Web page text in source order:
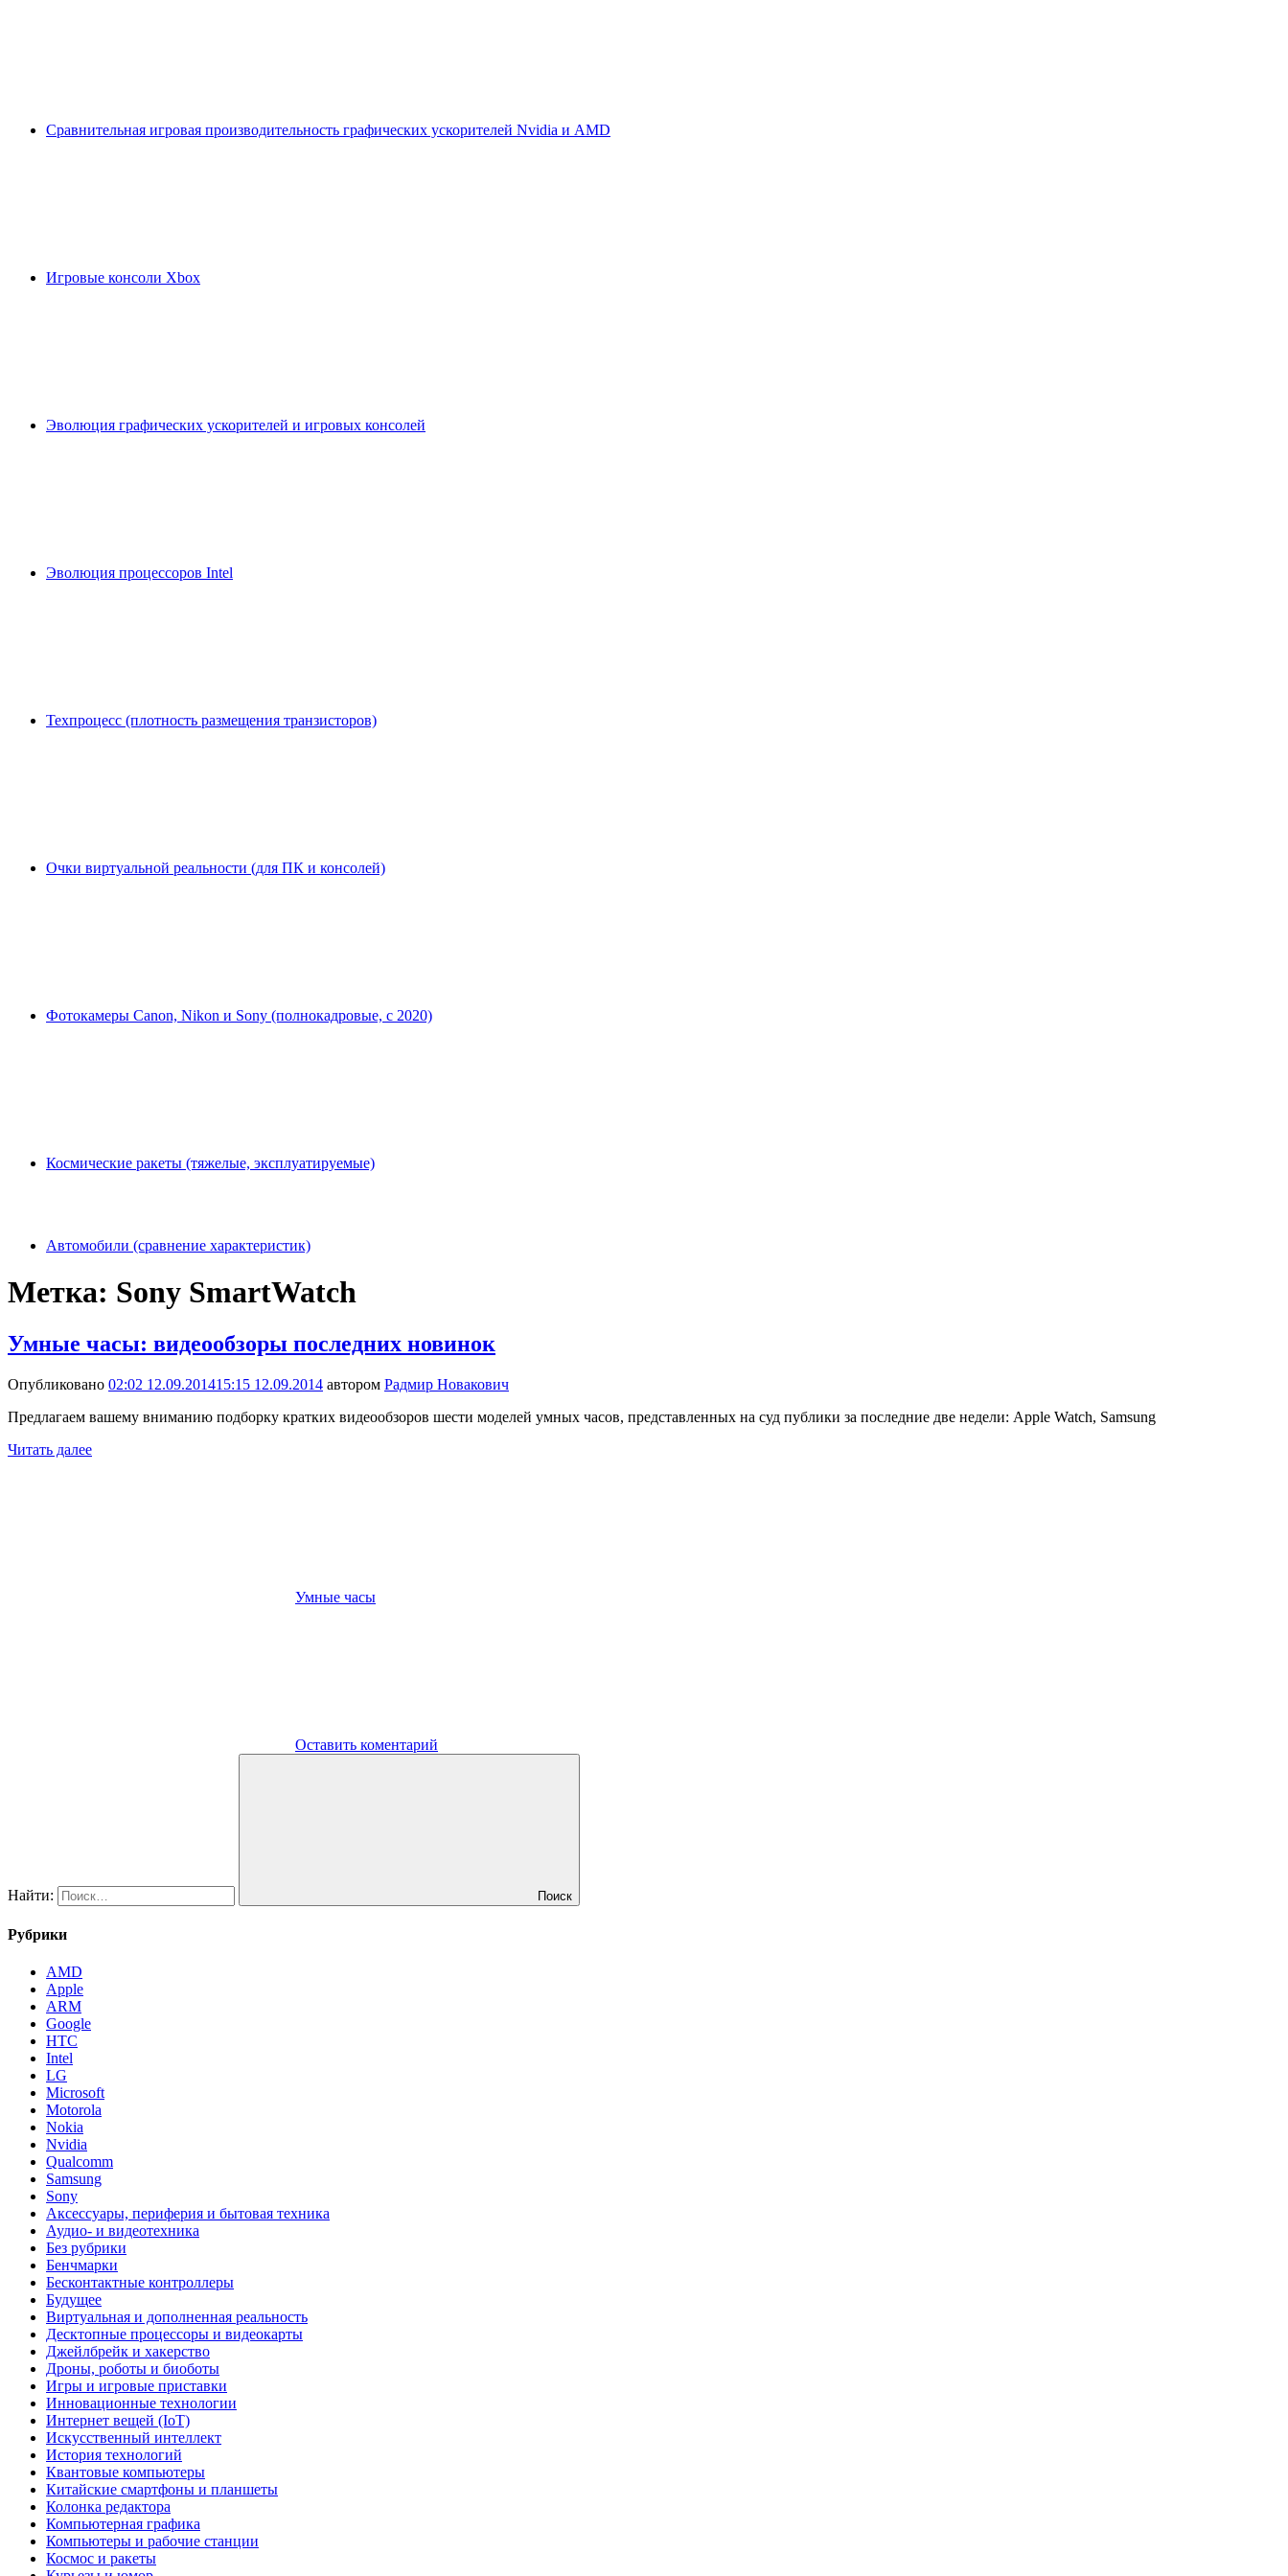
Сравнительная игровая производительность графических ускорителей Nvidia и AMD
Игровые консоли Xbox
Эволюция графических ускорителей и игровых консолей
Эволюция процессоров Intel
Техпроцесс (плотность размещения транзисторов)
Очки виртуальной реальности (для ПК и консолей)
Фотокамеры Canon, Nikon и Sony (полнокадровые, с 2020)
Космические ракеты (тяжелые, эксплуатируемые)
Автомобили (сравнение характеристик)
Метка: Sony SmartWatch
Умные часы: видеообзоры последних новинок
Опубликовано 02:02 12.09.201415:15 12.09.2014 автором Радмир Новакович
Предлагаем вашему вниманию подборку кратких видеообзоров шести моделей умных часов, представленных на суд публики за последние две недели: Apple Watch, Samsung
Читать далее
Умные часы
Оставить коментарий
Найти: Поиск
Рубрики
AMD
Apple
ARM
Google
HTC
Intel
LG
Microsoft
Motorola
Nokia
Nvidia
Qualcomm
Samsung
Sony
Аксессуары, периферия и бытовая техника
Аудио- и видеотехника
Без рубрики
Бенчмарки
Бесконтактные контроллеры
Будущее
Виртуальная и дополненная реальность
Десктопные процессоры и видеокарты
Джейлбрейк и хакерство
Дроны, роботы и биоботы
Игры и игровые приставки
Инновационные технологии
Интернет вещей (IoT)
Искусственный интеллект
История технологий
Квантовые компьютеры
Китайские смартфоны и планшеты
Колонка редактора
Компьютерная графика
Компьютеры и рабочие станции
Космос и ракеты